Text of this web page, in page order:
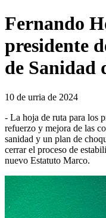
Fernando
presidente
de Sanidad
10 de urria de 2024
- La hoja de ruta para los
refuerzo y mejora de las
sanidad y un plan de
cerrar el proceso de
nuevo Estatuto Marco.